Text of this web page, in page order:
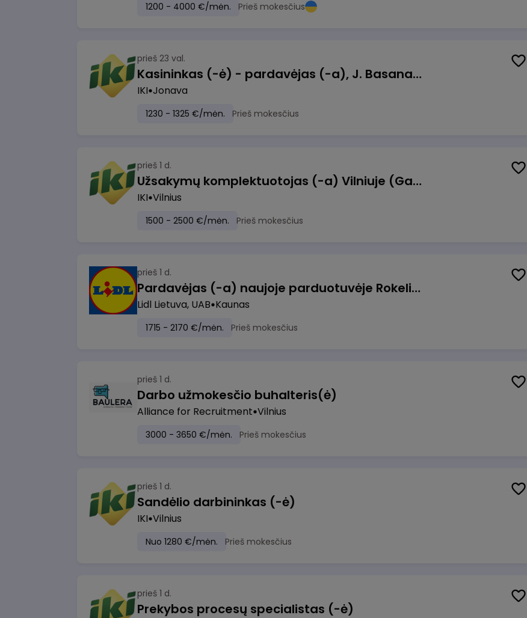
1200 - 4000 €/mėn. Prieš mokesčius
prieš 23 val.
Kasininkas (-ė) - pardavėjas (-a), J. Basanavičiaus g. 6, Jonava
IKI Jonava
1230 - 1325 €/mėn. Prieš mokesčius
prieš 1 d.
Užsakymų komplektuotojas (-a) Vilniuje (Gariūnai)
IKI Vilnius
1500 - 2500 €/mėn. Prieš mokesčius
prieš 1 d.
Pardavėjas (-a) naujoje parduotuvėje Rokeliuose (NEMOKAMAS TRANSPORTAS)
Lidl Lietuva, UAB Kaunas
1715 - 2170 €/mėn. Prieš mokesčius
prieš 1 d.
Darbo užmokesčio buhalteris(ė)
Alliance for Recruitment Vilnius
3000 - 3650 €/mėn. Prieš mokesčius
prieš 1 d.
Sandėlio darbininkas (-ė)
IKI Vilnius
Nuo 1280 €/mėn. Prieš mokesčius
prieš 1 d.
Prekybos procesų specialistas (-ė)